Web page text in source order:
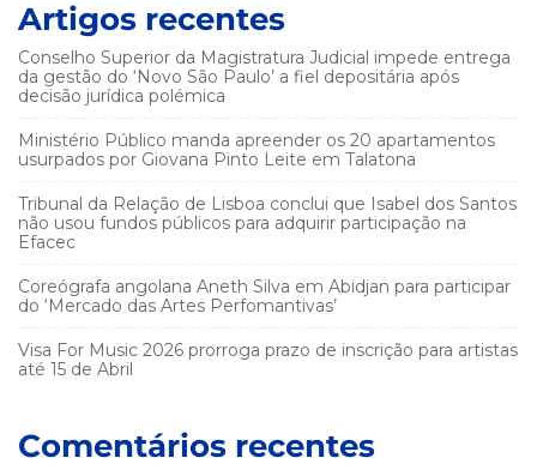
Artigos recentes
Conselho Superior da Magistratura Judicial impede entrega
da gestão do ‘Novo São Paulo’ a fiel depositária após
decisão jurídica polémica
Ministério Público manda apreender os 20 apartamentos
usurpados por Giovana Pinto Leite em Talatona
Tribunal da Relação de Lisboa conclui que Isabel dos Santos
não usou fundos públicos para adquirir participação na
Efacec
Coreógrafa angolana Aneth Silva em Abidjan para participar
do ‘Mercado das Artes Perfomantivas’
Visa For Music 2026 prorroga prazo de inscrição para artistas
até 15 de Abril
Comentários recentes